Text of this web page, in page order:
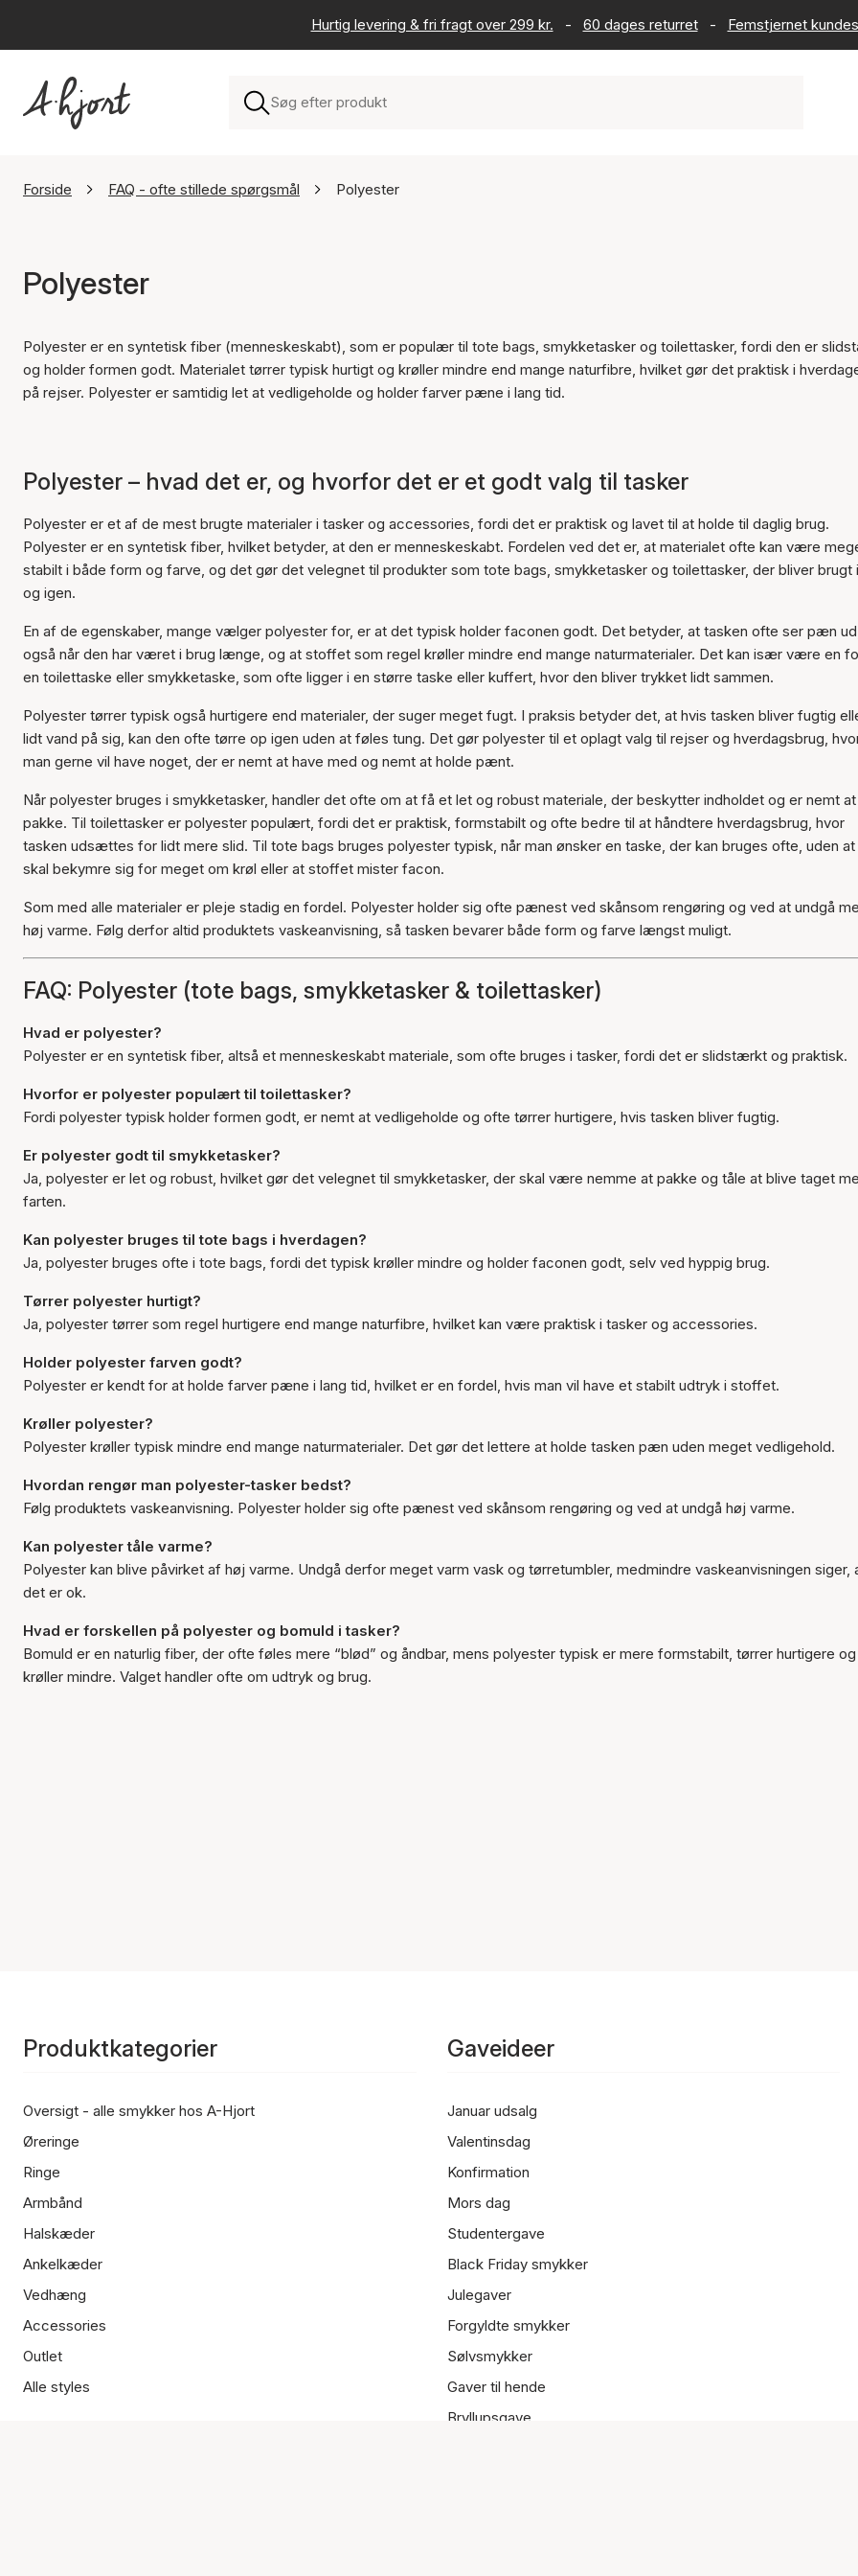
Hurtig levering & fri fragt over 299 kr. - 60 dages returret - Femstjernet
Forside FAQ - ofte stillede spørgsmål Polyester
Polyester
Polyester er en syntetisk fiber (menneskeskabt), som er populær til tote bags, smykketasker og toilettasker, fordi den er
og holder formen godt. Materialet tørrer typisk hurtigt og krøller mindre end mange naturfibre, hvilket gør det praktisk i
på rejser. Polyester er samtidig let at vedligeholde og holder farver pæne i lang tid.
Polyester – hvad det er, og hvorfor det er et godt valg til tasker
Polyester er et af de mest brugte materialer i tasker og accessories, fordi det er praktisk og lavet til at holde til daglig brug.
Polyester er en syntetisk fiber, hvilket betyder, at den er menneskeskabt. Fordelen ved det er, at materialet ofte kan være
stabilt i både form og farve, og det gør det velegnet til produkter som tote bags, smykketasker og toilettasker, der bliver brugt
og igen.
En af de egenskaber, mange vælger polyester for, er at det typisk holder faconen godt. Det betyder, at tasken ofte ser pæn
også når den har været i brug længe, og at stoffet som regel krøller mindre end mange naturmaterialer. Det kan især være en
en toilettaske eller smykketaske, som ofte ligger i en større taske eller kuffert, hvor den bliver trykket lidt sammen.
Polyester tørrer typisk også hurtigere end materialer, der suger meget fugt. I praksis betyder det, at hvis tasken bliver fugtig
lidt vand på sig, kan den ofte tørre op igen uden at føles tung. Det gør polyester til et oplagt valg til rejser og hverdagsbrug,
man gerne vil have noget, der er nemt at have med og nemt at holde pænt.
Når polyester bruges i smykketasker, handler det ofte om at få et let og robust materiale, der beskytter indholdet og er nemt at
pakke. Til toilettasker er polyester populært, fordi det er praktisk, formstabilt og ofte bedre til at håndtere hverdagsbrug, hvor
tasken udsættes for lidt mere slid. Til tote bags bruges polyester typisk, når man ønsker en taske, der kan bruges ofte, uden at
skal bekymre sig for meget om krøl eller at stoffet mister facon.
Som med alle materialer er pleje stadig en fordel. Polyester holder sig ofte pænest ved skånsom rengøring og ved at undgå
høj varme. Følg derfor altid produktets vaskeanvisning, så tasken bevarer både form og farve længst muligt.
FAQ: Polyester (tote bags, smykketasker & toilettasker)
Hvad er polyester?
Polyester er en syntetisk fiber, altså et menneskeskabt materiale, som ofte bruges i tasker, fordi det er slidstærkt og praktisk.
Hvorfor er polyester populært til toilettasker?
Fordi polyester typisk holder formen godt, er nemt at vedligeholde og ofte tørrer hurtigere, hvis tasken bliver fugtig.
Er polyester godt til smykketasker?
Ja, polyester er let og robust, hvilket gør det velegnet til smykketasker, der skal være nemme at pakke og tåle at blive taget
farten.
Kan polyester bruges til tote bags i hverdagen?
Ja, polyester bruges ofte i tote bags, fordi det typisk krøller mindre og holder faconen godt, selv ved hyppig brug.
Tørrer polyester hurtigt?
Ja, polyester tørrer som regel hurtigere end mange naturfibre, hvilket kan være praktisk i tasker og accessories.
Holder polyester farven godt?
Polyester er kendt for at holde farver pæne i lang tid, hvilket er en fordel, hvis man vil have et stabilt udtryk i stoffet.
Krøller polyester?
Polyester krøller typisk mindre end mange naturmaterialer. Det gør det lettere at holde tasken pæn uden meget vedligehold.
Hvordan rengør man polyester-tasker bedst?
Følg produktets vaskeanvisning. Polyester holder sig ofte pænest ved skånsom rengøring og ved at undgå høj varme.
Kan polyester tåle varme?
Polyester kan blive påvirket af høj varme. Undgå derfor meget varm vask og tørretumbler, medmindre vaskeanvisningen siger,
det er ok.
Hvad er forskellen på polyester og bomuld i tasker?
Bomuld er en naturlig fiber, der ofte føles mere “blød” og åndbar, mens polyester typisk er mere formstabilt, tørrer hurtigere og
krøller mindre. Valget handler ofte om udtryk og brug.
Produktkategorier
Oversigt - alle smykker hos A-Hjort
Øreringe
Ringe
Armbånd
Halskæder
Ankelkæder
Vedhæng
Accessories
Outlet
Alle styles
Gaveideer
Januar udsalg
Valentinsdag
Konfirmation
Mors dag
Studentergave
Black Friday smykker
Julegaver
Forgyldte smykker
Sølvsmykker
Gaver til hende
Bryllupsgave